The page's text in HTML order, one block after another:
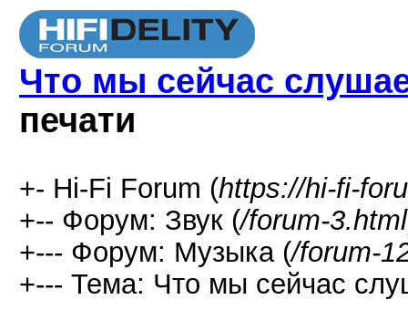
Что мы сейчас
печати
+- Hi-Fi Forum (https://hi-fi-
+-- Форум: Звук (/forum-3.html
+--- Форум: Музыка (/forum-
+--- Тема: Что мы сейчас